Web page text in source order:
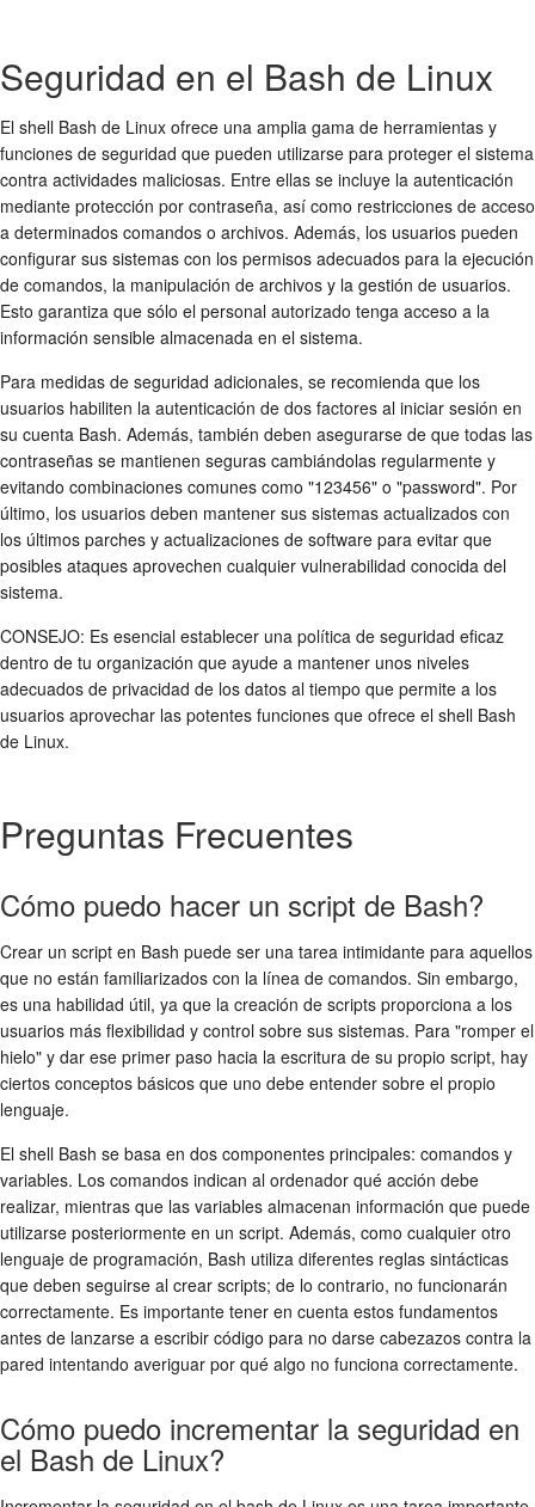
Seguridad en el Bash de Linux
El shell Bash de Linux ofrece una amplia gama de herramientas y
funciones de seguridad que pueden utilizarse para proteger el sistema
contra actividades maliciosas. Entre ellas se incluye la autenticación
mediante protección por contraseña, así como restricciones de acceso
a determinados comandos o archivos. Además, los usuarios pueden
configurar sus sistemas con los permisos adecuados para la ejecución
de comandos, la manipulación de archivos y la gestión de usuarios.
Esto garantiza que sólo el personal autorizado tenga acceso a la
información sensible almacenada en el sistema.
Para medidas de seguridad adicionales, se recomienda que los
usuarios habiliten la autenticación de dos factores al iniciar sesión en
su cuenta Bash. Además, también deben asegurarse de que todas las
contraseñas se mantienen seguras cambiándolas regularmente y
evitando combinaciones comunes como "123456" o "password". Por
último, los usuarios deben mantener sus sistemas actualizados con
los últimos parches y actualizaciones de software para evitar que
posibles ataques aprovechen cualquier vulnerabilidad conocida del
sistema.
CONSEJO: Es esencial establecer una política de seguridad eficaz
dentro de tu organización que ayude a mantener unos niveles
adecuados de privacidad de los datos al tiempo que permite a los
usuarios aprovechar las potentes funciones que ofrece el shell Bash
de Linux.
Preguntas Frecuentes
Cómo puedo hacer un script de Bash?
Crear un script en Bash puede ser una tarea intimidante para aquellos
que no están familiarizados con la línea de comandos. Sin embargo,
es una habilidad útil, ya que la creación de scripts proporciona a los
usuarios más flexibilidad y control sobre sus sistemas. Para "romper el
hielo" y dar ese primer paso hacia la escritura de su propio script, hay
ciertos conceptos básicos que uno debe entender sobre el propio
lenguaje.
El shell Bash se basa en dos componentes principales: comandos y
variables. Los comandos indican al ordenador qué acción debe
realizar, mientras que las variables almacenan información que puede
utilizarse posteriormente en un script. Además, como cualquier otro
lenguaje de programación, Bash utiliza diferentes reglas sintácticas
que deben seguirse al crear scripts; de lo contrario, no funcionarán
correctamente. Es importante tener en cuenta estos fundamentos
antes de lanzarse a escribir código para no darse cabezazos contra la
pared intentando averiguar por qué algo no funciona correctamente.
Cómo puedo incrementar la seguridad en
el Bash de Linux?